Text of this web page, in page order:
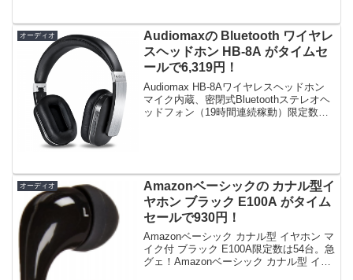
オーディオ
Audiomaxの Bluetooth ワイヤレ
スヘッドホン HB-8A がタイムセ
ールで6,319円！
Audiomax HB-8Aワイヤレスヘッドホン
マイク内蔵、密閉式Bluetoothステレオヘ
ッドフォン（19時間連続稼動）限定数は
オーディオ
Amazonベーシックの カナル型イ
ヤホン ブラック E100A がタイム
セールで930円！
Amazonベーシック カナル型 イヤホン マ
イク付 ブラック E100A限定数は54台。急
グェ！Amazonベーシック カナル型 イヤ